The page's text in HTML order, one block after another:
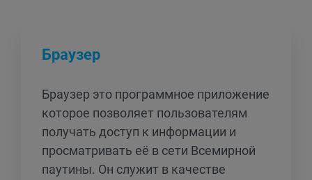
Браузер
Браузер это программное приложение
которое позволяет пользователям
получать доступ к информации и
просматривать её в сети Всемирной
паутины. Он служит в качестве